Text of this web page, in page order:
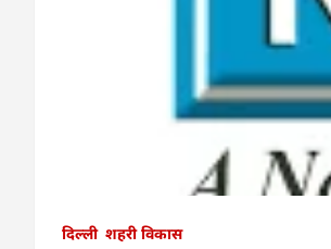
दिल्ली शहरी विकास